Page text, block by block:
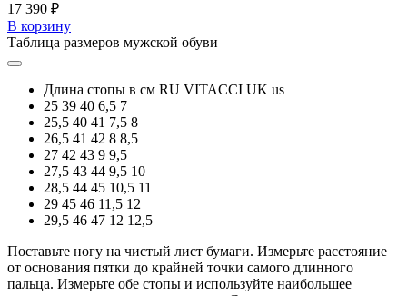
17 390 ₽
В корзину
Таблица размеров мужской обуви
Длина стопы в см RU VITACCI UK us
25 39 40 6,5 7
25,5 40 41 7,5 8
26,5 41 42 8 8,5
27 42 43 9 9,5
27,5 43 44 9,5 10
28,5 44 45 10,5 11
29 45 46 11,5 12
29,5 46 47 12 12,5
Поставьте ногу на чистый лист бумаги. Измерьте расстояние
от основания пятки до крайней точки самого длинного
пальца. Измерьте обе стопы и используйте наибольшее